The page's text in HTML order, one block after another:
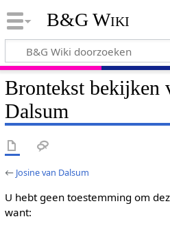
B&G Wiki
Brontekst bekijken
Dalsum
← Josine van Dalsum
U hebt geen toestemming om
want: